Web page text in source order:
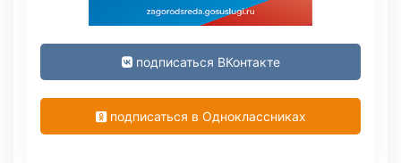
подписаться ВКонтакте
подписаться в Одноклассниках